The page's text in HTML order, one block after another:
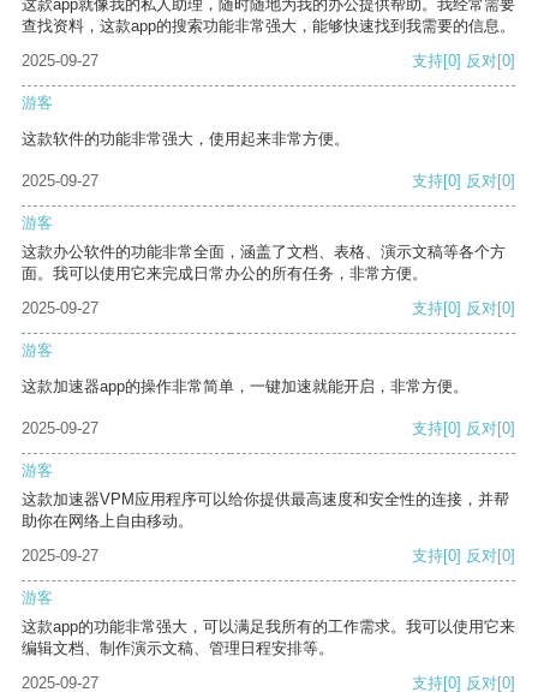
这款app就像我的私人助理，随时随地为我的办公提供帮助。我经常需要
查找资料，这款app的搜索功能非常强大，能够快速找到我需要的信息。
2025-09-27
支持[0] 反对[0]
游客
这款软件的功能非常强大，使用起来非常方便。
2025-09-27 支持[0] 反对[0]
游客
这款办公软件的功能非常全面，涵盖了文档、表格、演示文稿等各个方
面。我可以使用它来完成日常办公的所有任务，非常方便。
2025-09-27
支持[0] 反对[0]
游客
这款加速器app的操作非常简单，一键加速就能开启，非常方便。
2025-09-27 支持[0] 反对[0]
游客
这款加速器VPM应用程序可以给你提供最高速度和安全性的连接，并帮
助你在网络上自由移动。
2025-09-27
支持[0] 反对[0]
游客
这款app的功能非常强大，可以满足我所有的工作需求。我可以使用它来
编辑文档、制作演示文稿、管理日程安排等。
2025-09-27
支持[0] 反对[0]